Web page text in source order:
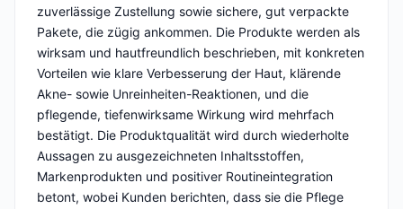
zuverlässige Zustellung sowie sichere, gut verpackte
Pakete, die zügig ankommen. Die Produkte werden als
wirksam und hautfreundlich beschrieben, mit konkreten
Vorteilen wie klare Verbesserung der Haut, klärende
Akne- sowie Unreinheiten-Reaktionen, und die
pflegende, tiefenwirksame Wirkung wird mehrfach
bestätigt. Die Produktqualität wird durch wiederholte
Aussagen zu ausgezeichneten Inhaltsstoffen,
Markenprodukten und positiver Routineintegration
betont, wobei Kunden berichten, dass sie die Pflege